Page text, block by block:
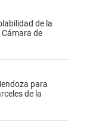
de la
de
para
de la